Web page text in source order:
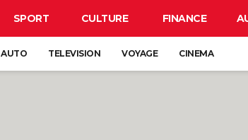
SPORT CULTURE FINANCE
AUTO TELEVISION VOYAGE CINEMA